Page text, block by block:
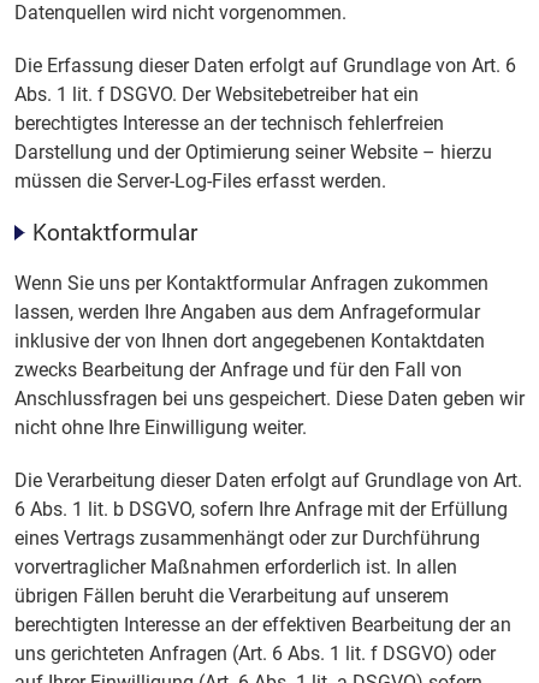
Datenquellen wird nicht vorgenommen.
Die Erfassung dieser Daten erfolgt auf Grundlage von Art. 6
Abs. 1 lit. f DSGVO. Der Websitebetreiber hat ein
berechtigtes Interesse an der technisch fehlerfreien
Darstellung und der Optimierung seiner Website – hierzu
müssen die Server-Log-Files erfasst werden.
Kontaktformular
Wenn Sie uns per Kontaktformular Anfragen zukommen
lassen, werden Ihre Angaben aus dem Anfrageformular
inklusive der von Ihnen dort angegebenen Kontaktdaten
zwecks Bearbeitung der Anfrage und für den Fall von
Anschlussfragen bei uns gespeichert. Diese Daten geben wir
nicht ohne Ihre Einwilligung weiter.
Die Verarbeitung dieser Daten erfolgt auf Grundlage von Art.
6 Abs. 1 lit. b DSGVO, sofern Ihre Anfrage mit der Erfüllung
eines Vertrags zusammenhängt oder zur Durchführung
vorvertraglicher Maßnahmen erforderlich ist. In allen
übrigen Fällen beruht die Verarbeitung auf unserem
berechtigten Interesse an der effektiven Bearbeitung der an
uns gerichteten Anfragen (Art. 6 Abs. 1 lit. f DSGVO) oder